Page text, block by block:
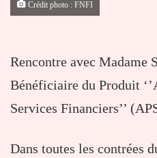
Crédit photo : FNFI
Rencontre avec Madame
Bénéficiaire du Produit
Services Financiers’’
Dans toutes les contrées